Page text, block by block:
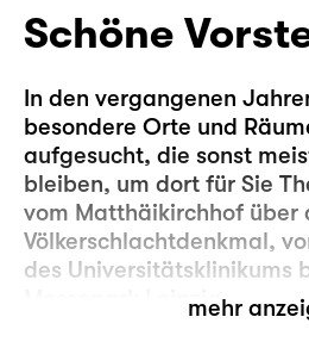
Schöne
In den vergangenen
besondere Orte und
aufgesucht, die sonst
bleiben, um dort für Sie
vom Matthäikirchhof über
Völkerschlachtdenkmal,
des Universitätsklinikums
Messepark Leipzig.
Nun kehren wir noch mal
mehr